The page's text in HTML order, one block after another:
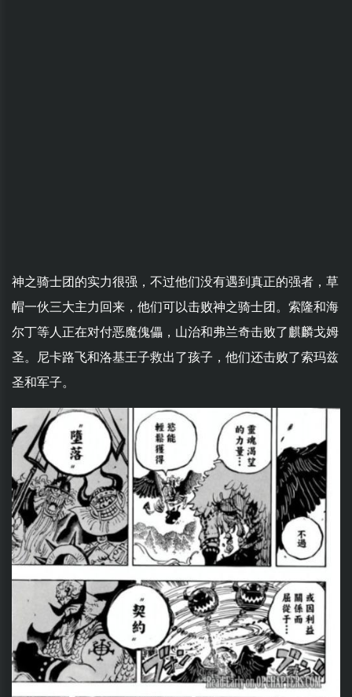
神之骑士团的实力很强，不过他们没有遇到真正的强者，草
帽一伙三大主力回来，他们可以击败神之骑士团。索隆和海
尔丁等人正在对付恶魔傀儡，山治和弗兰奇击败了麒麟戈姆
圣。尼卡路飞和洛基王子救出了孩子，他们还击败了索玛兹
圣和军子。